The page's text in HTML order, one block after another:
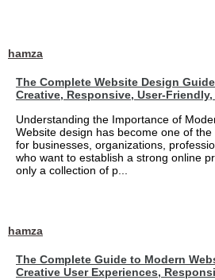
hamza
The Complete Website Design
Creative, Responsive, User-
Understanding the Importance of
Website design has become one of
for businesses, organizations,
who want to establish a strong online
only a collection of p...
hamza
The Complete Guide to Modern
Creative User Experiences,